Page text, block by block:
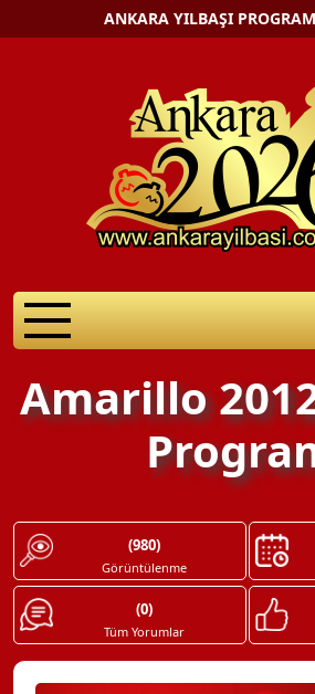
ANKARA YILBAŞI
Amarillo 2012
(980)
Görüntülenme
(0)
Tüm Yorumlar